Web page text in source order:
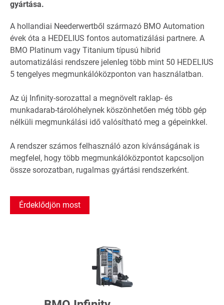
gyártása.
A hollandiai Neederwertből származó BMO Automation
évek óta a HEDELIUS fontos automatizálási partnere. A
BMO Platinum vagy Titanium típusú hibrid
automatizálási rendszere jelenleg több mint 50 HEDELIUS
5 tengelyes megmunkálóközponton van használatban.
Az új Infinity-sorozattal a megnövelt raklap- és
munkadarab-tárolóhelynek köszönhetően még több gép
nélküli megmunkálási idő valósítható meg a gépeinkkel.
A rendszer számos felhasználó azon kívánságának is
megfelel, hogy több megmunkálóközpontot kapcsoljon
össze sorozatban, rugalmas gyártási rendszerként.
Érdeklődjön most